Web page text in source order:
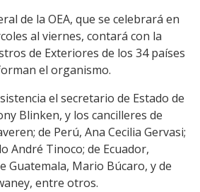
de la OEA, que se celebrará en
al viernes, contará con la
de Exteriores de los 34 países
el organismo.
el secretario de Estado de
Blinken, y los cancilleres de
de Perú, Ana Cecilia Gervasi;
André Tinoco; de Ecuador,
Guatemala, Mario Búcaro, y de
entre otros.